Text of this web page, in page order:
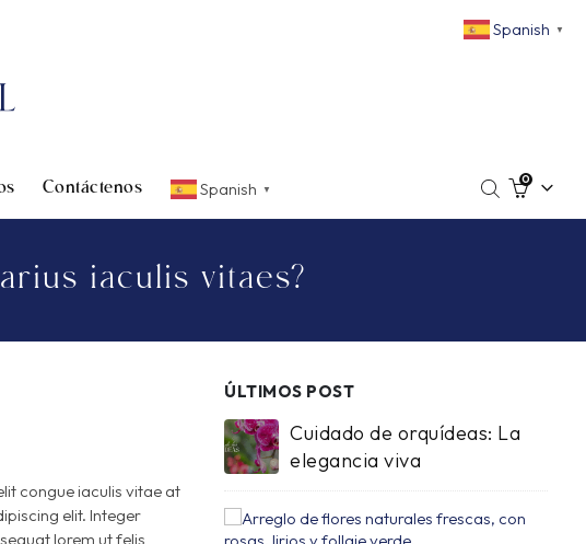
Contáctenos Spanish ▼
0
iaculis vitaes?
congue iaculis vitae at
elit. Integer
lorem ut felis
ÚLTIMOS POST
Cuidado de orquídeas: La
elegancia viva
Spanish ▼